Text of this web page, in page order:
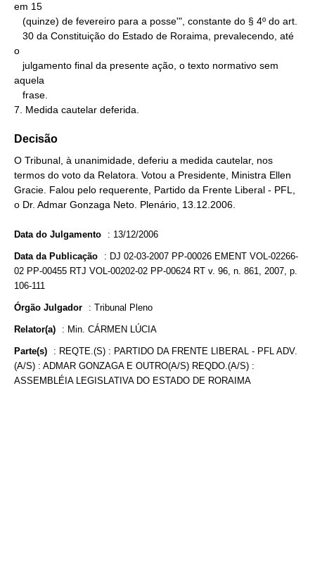
em 15
o
aquela
7. Medida cautelar deferida.
Decisão
O Tribunal, à unanimidade, deferiu a medida cautelar, nos
termos do voto da Relatora. Votou a Presidente, Ministra Ellen
Gracie. Falou pelo requerente, Partido da Frente Liberal - PFL,
o Dr. Admar Gonzaga Neto. Plenário, 13.12.2006.
Data do Julgamento : 13/12/2006
Data da Publicação : DJ 02-03-2007 PP-00026 EMENT VOL-02266-
02 PP-00455 RTJ VOL-00202-02 PP-00624 RT v. 96, n. 861, 2007, p.
106-111
Órgão Julgador : Tribunal Pleno
Relator(a) : Min. CÁRMEN LÚCIA
Parte(s) : REQTE.(S) : PARTIDO DA FRENTE LIBERAL - PFL ADV.
(A/S) : ADMAR GONZAGA E OUTRO(A/S) REQDO.(A/S) :
ASSEMBLÉIA LEGISLATIVA DO ESTADO DE RORAIMA